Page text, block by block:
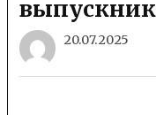
20.07.2025